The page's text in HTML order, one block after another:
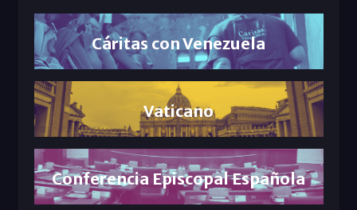
Cáritas con Venezuela
Vaticano
Conferencia Episcopal Española